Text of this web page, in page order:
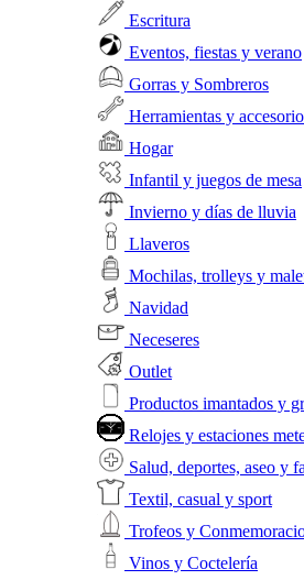
Escritura
Eventos, fiestas y verano
Gorras y Sombreros
Herramientas y
Hogar
Infantil y juegos de mesa
Invierno y días de lluvia
Llaveros
Mochilas, trolleys y
Navidad
Neceseres
Outlet
Productos imantados y
Relojes y estaciones
Salud, deportes, aseo y
Textil, casual y sport
Trofeos y
Vinos y Coctelería